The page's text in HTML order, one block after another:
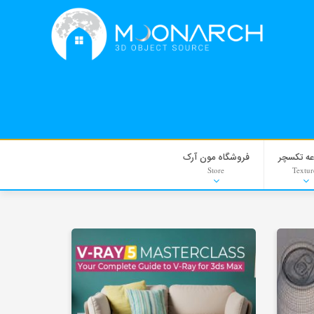
تکسچر
Stock Images
فروشگاه مون آرک
Store